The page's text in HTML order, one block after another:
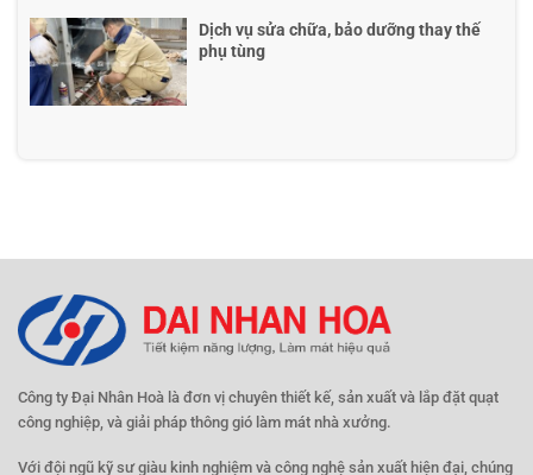
Dịch vụ sửa chữa, bảo dưỡng thay thế
phụ tùng
Công ty Đại Nhân Hoà là đơn vị chuyên thiết kế, sản xuất và lắp đặt quạt
công nghiệp, và giải pháp thông gió làm mát nhà xưởng.
Với đội ngũ kỹ sư giàu kinh nghiệm và công nghệ sản xuất hiện đại, chúng